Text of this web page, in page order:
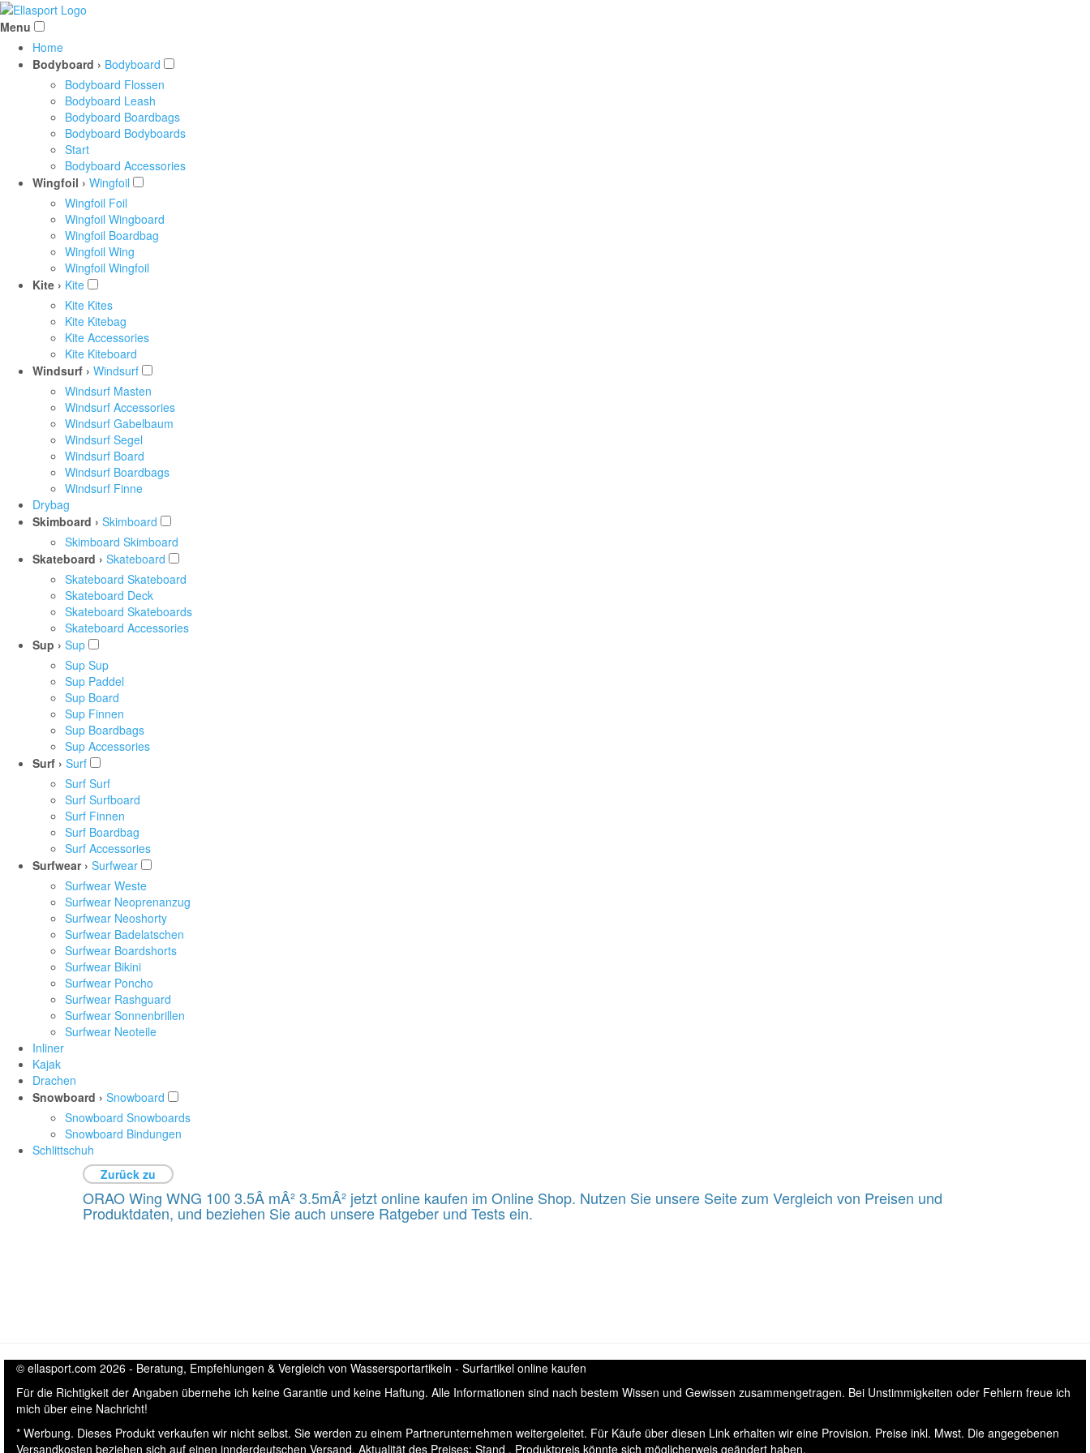
Menu
Home
Bodyboard › Bodyboard
Bodyboard Flossen
Bodyboard Leash
Bodyboard Boardbags
Bodyboard Bodyboards
Start
Bodyboard Accessories
Wingfoil › Wingfoil
Wingfoil Foil
Wingfoil Wingboard
Wingfoil Boardbag
Wingfoil Wing
Wingfoil Wingfoil
Kite › Kite
Kite Kites
Kite Kitebag
Kite Accessories
Kite Kiteboard
Windsurf › Windsurf
Windsurf Masten
Windsurf Accessories
Windsurf Gabelbaum
Windsurf Segel
Windsurf Board
Windsurf Boardbags
Windsurf Finne
Drybag
Skimboard › Skimboard
Skimboard Skimboard
Skateboard › Skateboard
Skateboard Skateboard
Skateboard Deck
Skateboard Skateboards
Skateboard Accessories
Sup › Sup
Sup Sup
Sup Paddel
Sup Board
Sup Finnen
Sup Boardbags
Sup Accessories
Surf › Surf
Surf Surf
Surf Surfboard
Surf Finnen
Surf Boardbag
Surf Accessories
Surfwear › Surfwear
Surfwear Weste
Surfwear Neoprenanzug
Surfwear Neoshorty
Surfwear Badelatschen
Surfwear Boardshorts
Surfwear Bikini
Surfwear Poncho
Surfwear Rashguard
Surfwear Sonnenbrillen
Surfwear Neoteile
Inliner
Kajak
Drachen
Snowboard › Snowboard
Snowboard Snowboards
Snowboard Bindungen
Schlittschuh
Zurück zu
ORAO Wing WNG 100 3.5Â mÂ² 3.5mÂ² jetzt online kaufen im Online Shop. Nutzen Sie unsere Seite zum Vergleich von Preisen und
Produktdaten, und beziehen Sie auch unsere Ratgeber und Tests ein.
© ellasport.com 2026 - Beratung, Empfehlungen & Vergleich von Wassersportartikeln - Surfartikel online kaufen
Für die Richtigkeit der Angaben übernehe ich keine Garantie und keine Haftung. Alle Informationen sind nach bestem Wissen und Gewissen zusammengetragen. Bei Unstimmigkeiten oder Fehlern freue ich
mich über eine Nachricht!
* Werbung. Dieses Produkt verkaufen wir nicht selbst. Sie werden zu einem Partnerunternehmen weitergeleitet. Für Käufe über diesen Link erhalten wir eine Provision. Preise inkl. Mwst. Die angegebenen
Versandkosten beziehen sich auf einen innderdeutschen Versand. Aktualität des Preises: Stand . Produktpreis könnte sich möglicherweis geändert haben.